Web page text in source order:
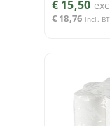
€ 15,50
€ 18,76 incl.